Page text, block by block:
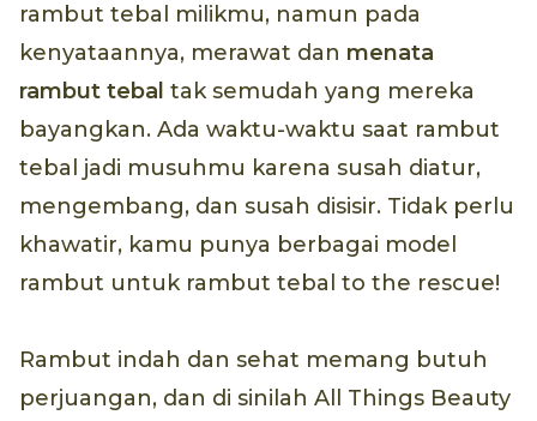
rambut tebal milikmu, namun pada
kenyataannya, merawat dan menata
rambut tebal tak semudah yang mereka
bayangkan. Ada waktu-waktu saat rambut
tebal jadi musuhmu karena susah diatur,
mengembang, dan susah disisir. Tidak perlu
khawatir, kamu punya berbagai model
rambut untuk rambut tebal to the rescue!
Rambut indah dan sehat memang butuh
perjuangan, dan di sinilah All Things Beauty